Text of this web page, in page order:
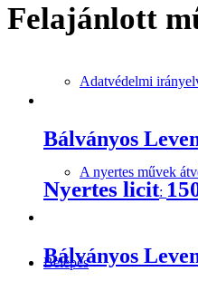
Adatvédelmi
A nyertes művek
Belépés
Felajánlott
Bálványos
Nyertes licit:
Bálványos